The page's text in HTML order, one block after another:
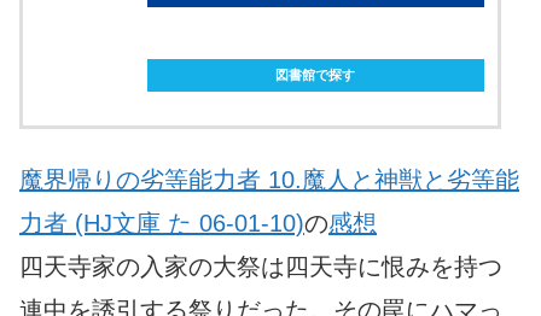
図書館で探す
魔界帰りの劣等能力者 10.魔人と神獣と劣等能
力者 (HJ文庫 た 06-01-10)の感想
四天寺家の入家の大祭は四天寺に恨みを持つ
連中を誘引する祭りだった。その罠にハマっ